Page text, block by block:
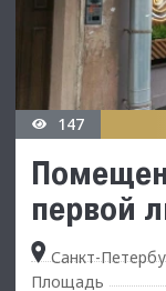
147
первой
Санкт-
Площадь